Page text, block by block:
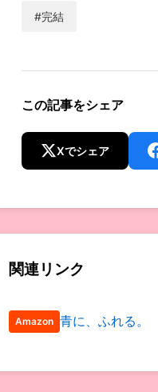
#完結
この記事をシェア
Xでシェア
関連リンク
Amazon 青に、ふれる。